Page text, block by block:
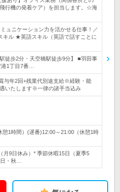
行機の発着ケア）を担当します。☆海
ュニケーション力を活かせる仕事！／
ル ★英語スキル（英語で話すことに
徒歩2分・天空橋駅徒歩9分】 ■羽田事
1丁目7番…
与年2回+残業代別途支給※経験・能
いたします※一律の諸手当込み
憩1時間）(遅番)12:00～21:00（休憩1時
月9日休み）* 季節休暇15日（夏季5
・秋…